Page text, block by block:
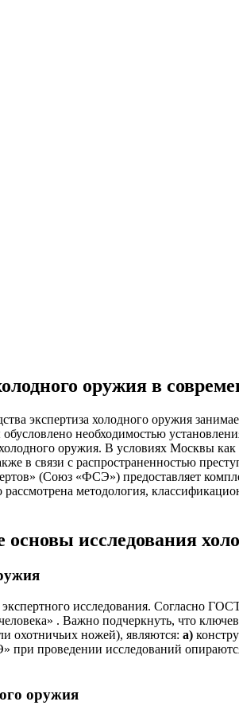
оружия в
экспертиза холодного оружия
необходимостью
оружия. В условиях Москвы
в связи с распространенностью
(Союз «ФСЭ») предоставляет
методология,
исследования
исследования. Согласно
. Важно подчеркнуть, что
охотничьих ножей), являются: а)
проведении исследований
оружия